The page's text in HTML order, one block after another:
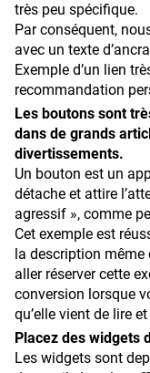
très peu spécifique.
Par conséquent,
avec un texte
Exemple d’un lien
recommandation
Les boutons sont
dans de grands
divertissements.
Un bouton est un
détache et attire
agressif », comme
Cet exemple est
la description même
aller réserver cette
conversion lorsque
qu’elle vient de lire
Placez des widgets
Les widgets sont